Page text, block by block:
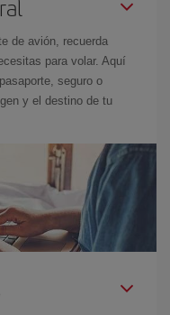
de avión, recuerda
para volar. Aquí
seguro o
y el destino de tu